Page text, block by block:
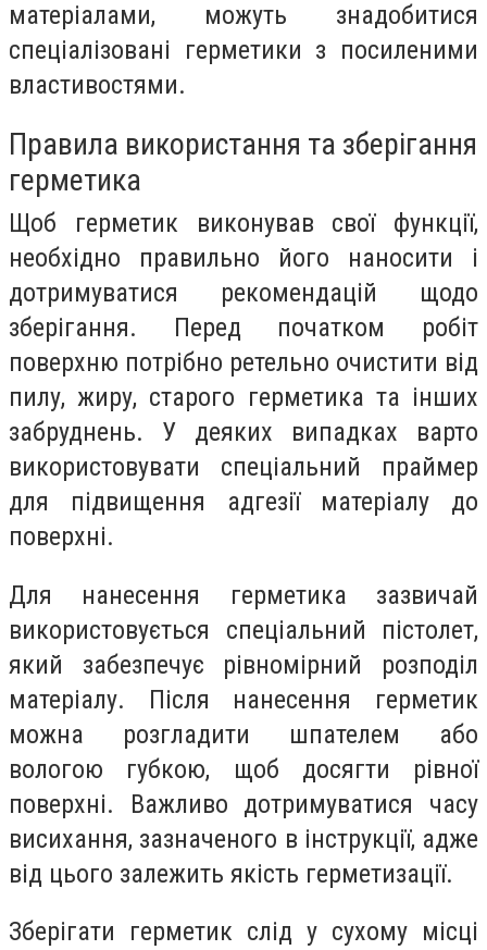
матеріалами, можуть знадобитися
спеціалізовані герметики з посиленими
властивостями.
Правила використання та зберігання
герметика
Щоб герметик виконував свої функції,
необхідно правильно його наносити і
дотримуватися рекомендацій щодо
зберігання. Перед початком робіт
поверхню потрібно ретельно очистити від
пилу, жиру, старого герметика та інших
забруднень. У деяких випадках варто
використовувати спеціальний праймер
для підвищення адгезії матеріалу до
поверхні.
Для нанесення герметика зазвичай
використовується спеціальний пістолет,
який забезпечує рівномірний розподіл
матеріалу. Після нанесення герметик
можна розгладити шпателем або
вологою губкою, щоб досягти рівної
поверхні. Важливо дотримуватися часу
висихання, зазначеного в інструкції, адже
від цього залежить якість герметизації.
Зберігати герметик слід у сухому місці